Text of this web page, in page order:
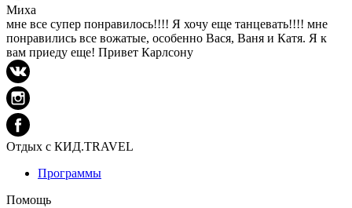
Миха
мне все супер понравилось!!!! Я хочу еще танцевать!!!! мне
понравились все вожатые, особенно Вася, Ваня и Катя. Я к
вам приеду еще! Привет Карлсону
Отдых с КИД.TRAVEL
Программы
Помощь